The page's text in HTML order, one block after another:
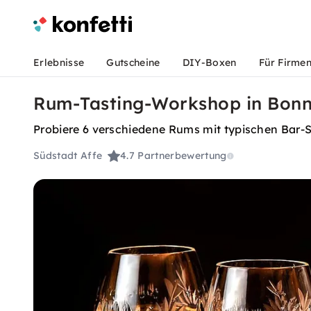
Erlebnisse Gutscheine DIY-Boxen Für
Rum-Tasting-Workshop in
Probiere 6 verschiedene Rums mit typischen
Südstadt Affe 4.7 Partnerbewertung